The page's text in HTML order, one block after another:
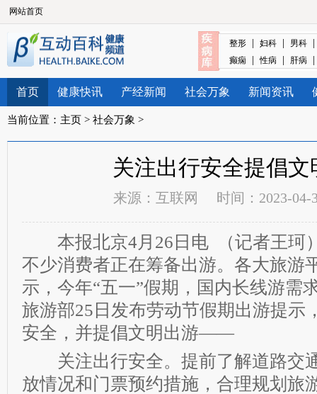
网站首页
整形 | 妇科 | 男科 |
癫痫 | 性病 | 肝病 |
首页 健康快讯 产经新闻 社会万象 新闻资讯
当前位置： 主页 > 社会万象 >
关注出行安全提倡文
来源： 互联网 时间：2023-04-
本报北京4月26日电 （记者王珂
不少消费者正在筹备出游。各大旅游
示，今年“五一”假期，国内长线游需
旅游部25日发布劳动节假期出游提示
安全，并提倡文明出游——
关注出行安全。提前了解道路交
放情况和门票预约措施，合理规划旅